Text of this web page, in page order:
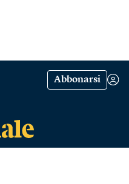
Abbonarsi